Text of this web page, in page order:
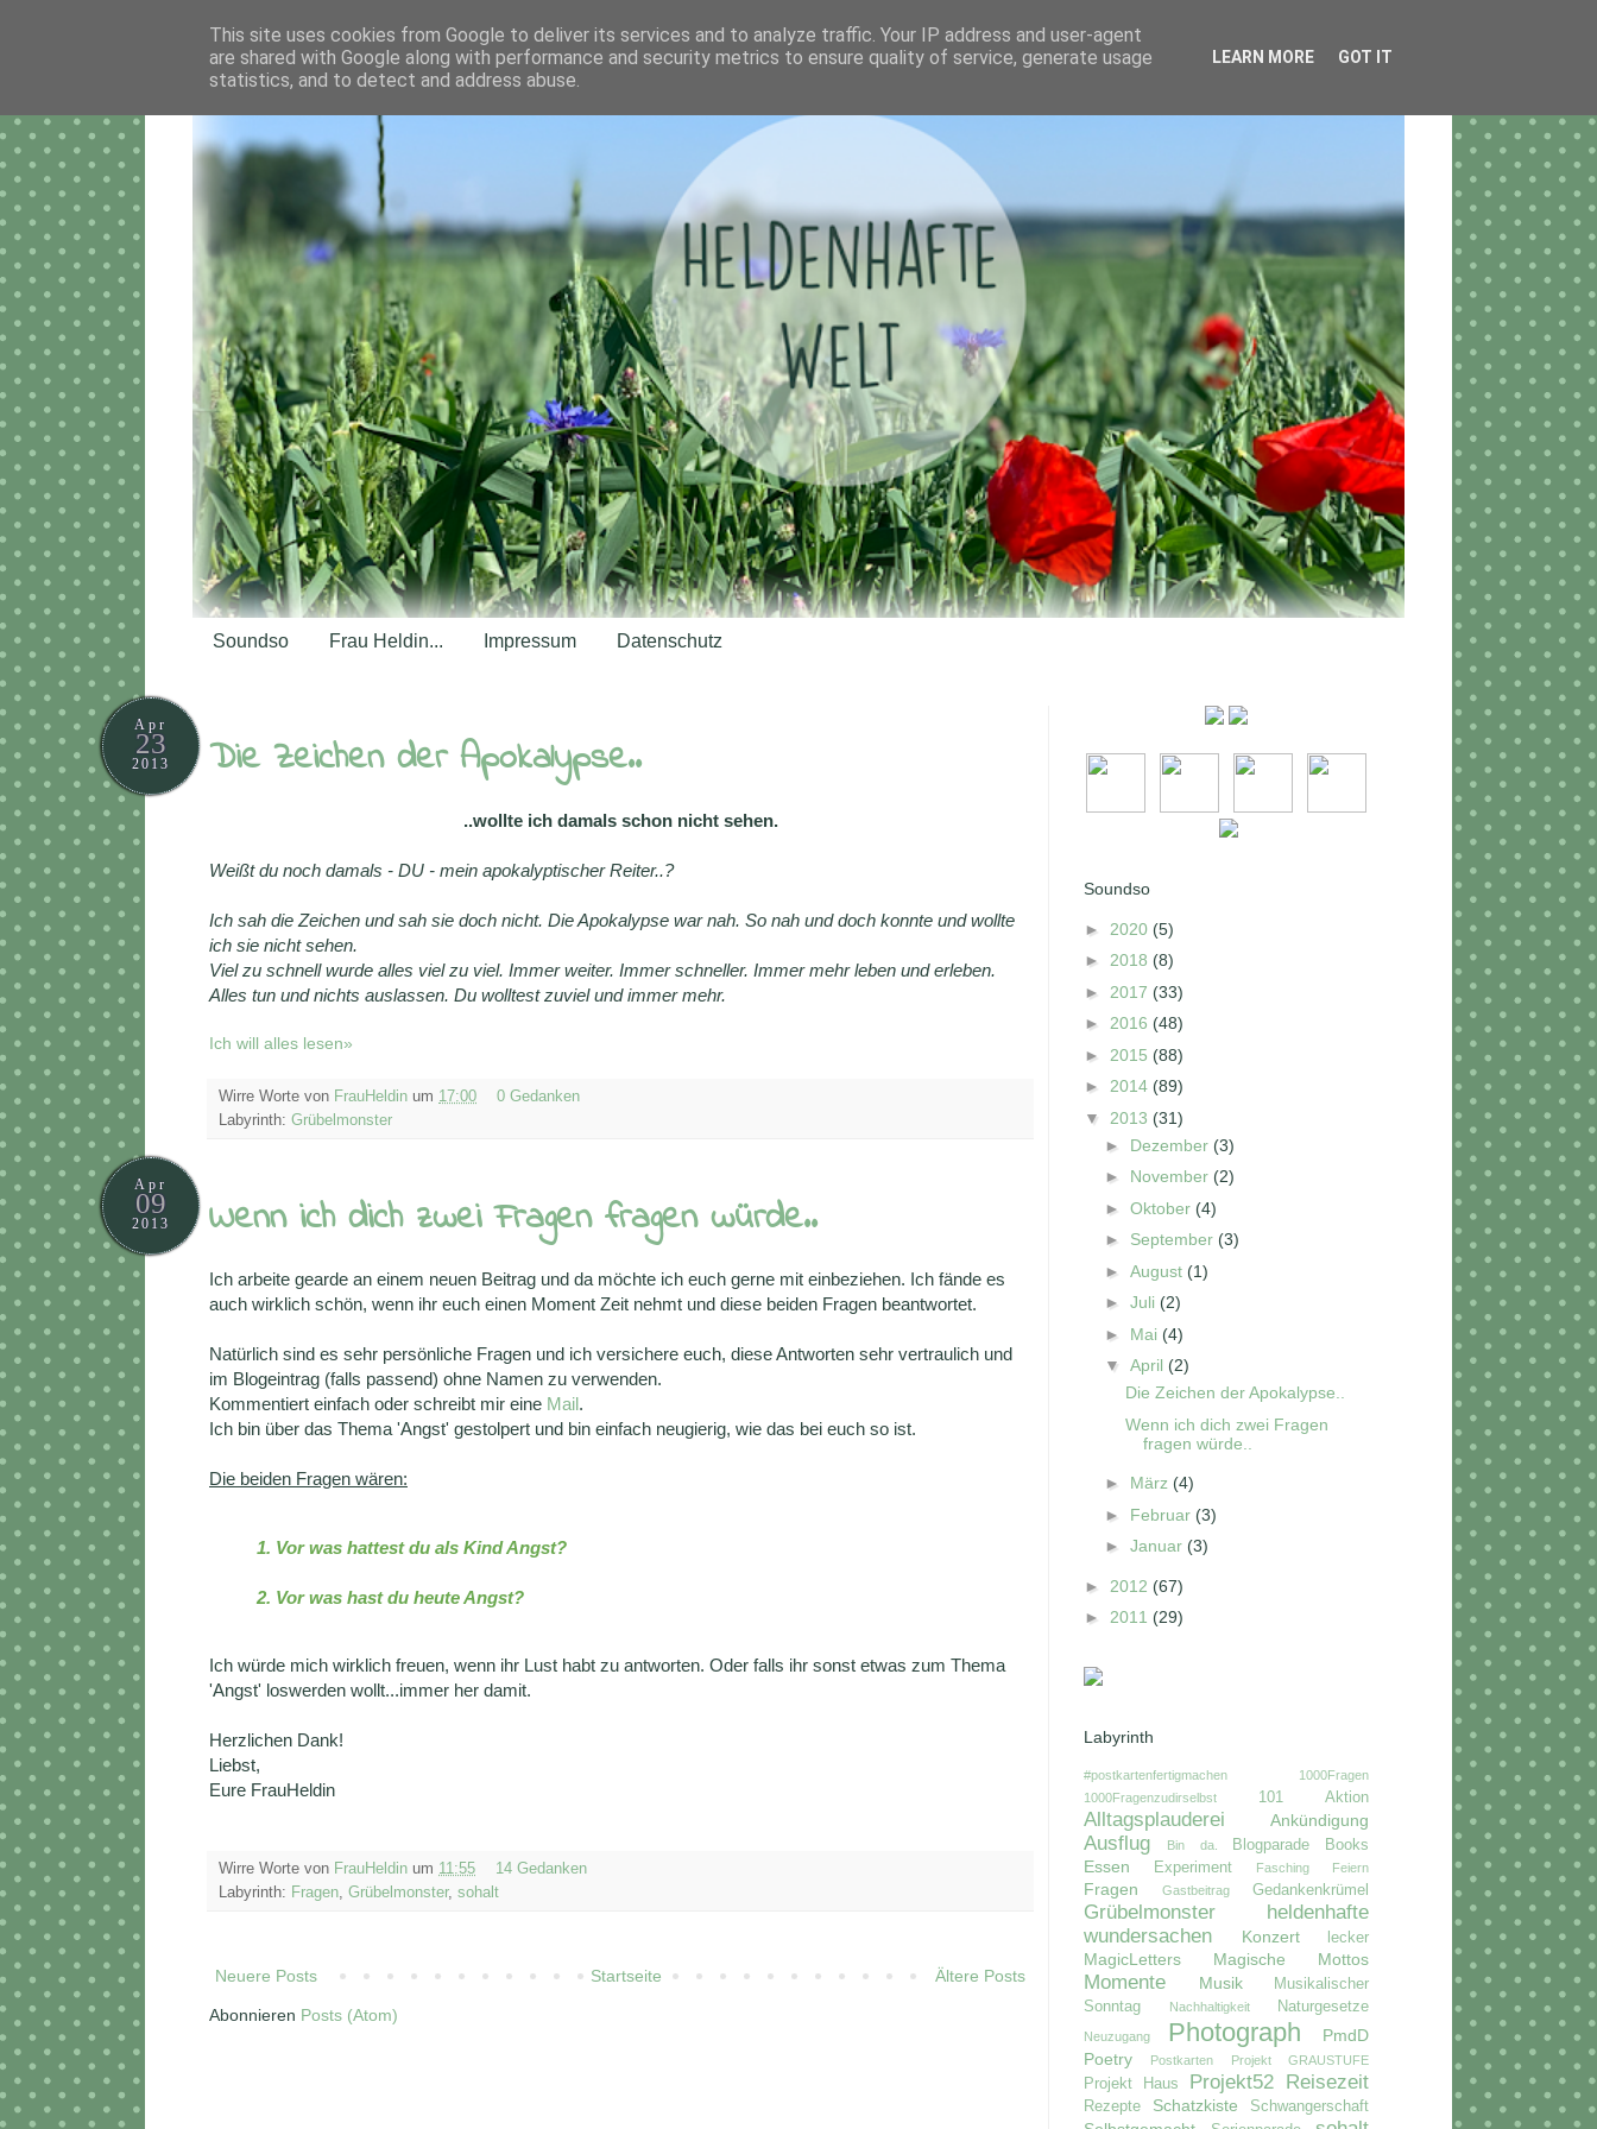
Soundso Frau Heldin... Impressum Datenschutz
Apr
23
2013 Die Zeichen der Apokalypse..
..wollte ich damals schon nicht sehen.
Weißt du noch damals - DU - mein apokalyptischer Reiter..?
Ich sah die Zeichen und sah sie doch nicht. Die Apokalypse war nah. So nah und doch konnte und wollte
ich sie nicht sehen.
Viel zu schnell wurde alles viel zu viel. Immer weiter. Immer schneller. Immer mehr leben und erleben.
Alles tun und nichts auslassen. Du wolltest zuviel und immer mehr.
Ich will alles lesen»
Wirre Worte von FrauHeldin um 17:00
0 Gedanken
Labyrinth: Grübelmonster
Apr
09
2013 Wenn ich dich zwei Fragen fragen würde..
Ich arbeite gearde an einem neuen Beitrag und da möchte ich euch gerne mit einbeziehen. Ich fände es
auch wirklich schön, wenn ihr euch einen Moment Zeit nehmt und diese beiden Fragen beantwortet.
Natürlich sind es sehr persönliche Fragen und ich versichere euch, diese Antworten sehr vertraulich und
im Blogeintrag (falls passend) ohne Namen zu verwenden.
Kommentiert einfach oder schreibt mir eine Mail .
Ich bin über das Thema 'Angst' gestolpert und bin einfach neugierig, wie das bei euch so ist.
Die beiden Fragen wären:
1. Vor was hattest du als Kind Angst?
2. Vor was hast du heute Angst?
Ich würde mich wirklich freuen, wenn ihr Lust habt zu antworten. Oder falls ihr sonst etwas zum Thema
'Angst' loswerden wollt...immer her damit.
Herzlichen Dank!
Liebst,
Eure FrauHeldin
Wirre Worte von FrauHeldin um 11:55
14 Gedanken
Labyrinth: Fragen, Grübelmonster, sohalt
Neuere Posts Ältere Posts
Startseite
Abonnieren Posts (Atom)
Soundso
► 2020 (5)
► 2018 (8)
► 2017 (33)
► 2016 (48)
► 2015 (88)
► 2014 (89)
▼ 2013 (31)
► Dezember (3)
► November (2)
► Oktober (4)
► September (3)
► August (1)
► Juli (2)
► Mai (4)
▼ April (2)
Die Zeichen der Apokalypse..
Wenn ich dich zwei Fragen
fragen würde..
► März (4)
► Februar (3)
► Januar (3)
► 2012 (67)
► 2011 (29)
Labyrinth
#postkartenfertigmachen
1000Fragen
1000Fragenzudirselbst
101 Aktion
Alltagsplauderei Ankündigung
Ausflug Bin da. Blogparade Books
Essen Experiment Fasching Feiern
Fragen Gastbeitrag Gedankenkrümel
Grübelmonster
heldenhafte
wundersachen
Konzert lecker
MagicLetters Magische Mottos
Momente Musik
Musikalischer
Sonntag
Nachhaltigkeit Naturgesetze
Neuzugang Photograph
PmdD
Poetry
Postkarten Projekt GRAUSTUFE
Projekt Haus Projekt52 Reisezeit
Rezepte Schatzkiste Schwangerschaft
This site uses cookies from Google to deliver its services and to analyze traffic. Your IP address and user-agent
are shared with Google along with performance and security metrics to ensure quality of service, generate usage
statistics, and to detect and address abuse.
LEARN MORE GOT IT